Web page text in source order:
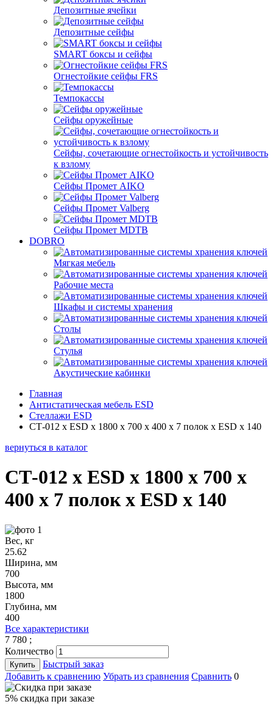
Депозитные ячейки
Депозитные сейфы
SMART боксы и сейфы
Огнестойкие сейфы FRS
Темпокассы
Сейфы оружейные
Сейфы, сочетающие огнестойкость и устойчивость
к взлому
Сейфы Промет AIKO
Сейфы Промет Valberg
Сейфы Промет MDTB
DOBRO
Мягкая мебель
Рабочие места
Шкафы и системы хранения
Столы
Стулья
Акустические кабинки
Главная
Антистатическая мебель ESD
Стеллажи ESD
СТ-012 х ESD х 1800 х 700 х 400 х 7 полок х ESD х 140
вернуться в каталог
СТ-012 х ESD х 1800 х 700 х
400 х 7 полок х ESD х 140
Вес, кг
25.62
Ширина, мм
700
Высота, мм
1800
Глубина, мм
400
Все характеристики
7 780 ;
Количество
Купить
Быстрый заказ
Добавить к сравнению Убрать из сравнения Сравнить 0
5% cкидка при заказе